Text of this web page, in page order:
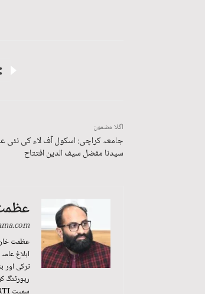
اگلا مضمون
جامعہ کراچی: اسکول آف لاء کی نئی
سیدنا مفضل سیف الدین افتتاح
ابلاغ
رپورٹنگ